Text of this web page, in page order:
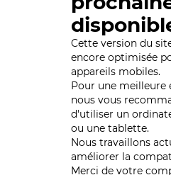
Cette version du
encore optimisée
appareils mobiles.
Pour une meilleure
nous vous
d'utiliser un
ou une tablette.
Nous travaillons
améliorer la
Merci de votre